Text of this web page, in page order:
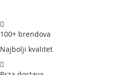
100+ brendova
Najbolji kvalitet